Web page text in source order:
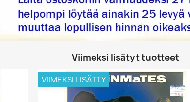
Viimeksi lisätyt tuotteet
VIIMEKSI LISÄTTY